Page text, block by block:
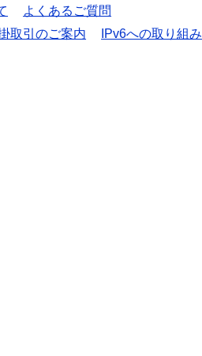
よくあるご質問
取引のご案内
IPv6への取り組み